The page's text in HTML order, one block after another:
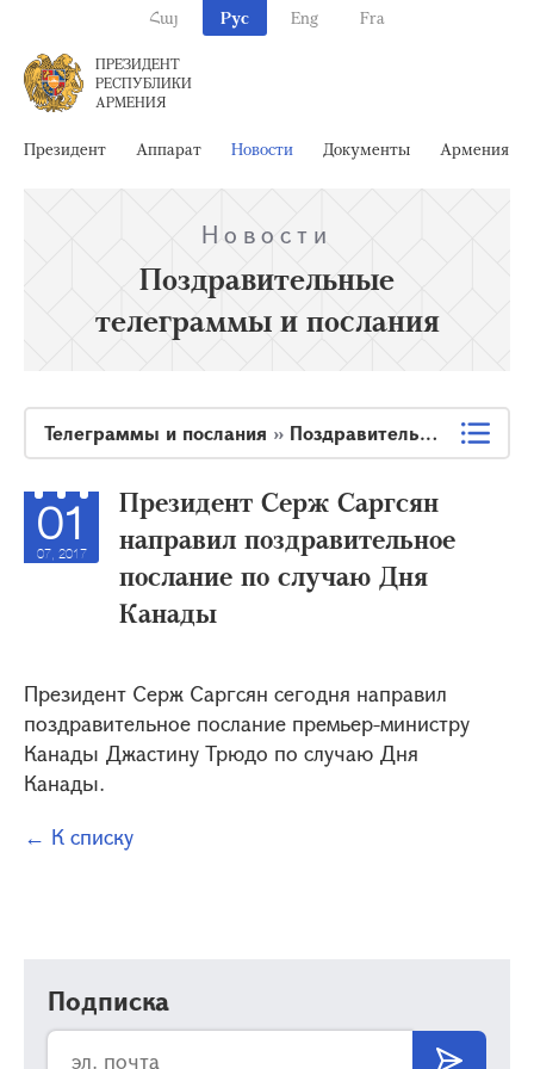
Հայ Рус Eng Fra
ПРЕЗИДЕНТ
РЕСПУБЛИКИ
АРМЕНИЯ
Президент Аппарат Новости Документы Армения
Новости
Поздравительные
телеграммы и послания
Телеграммы и послания » Поздравительные телеграммы и послания
01
07, 2017
Президент Серж Саргсян
направил поздравительное
послание по случаю Дня
Канады
Президент Серж Саргсян сегодня направил
поздравительное послание премьер-министру
Канады Джастину Трюдо по случаю Дня
Канады.
← К списку
Подписка